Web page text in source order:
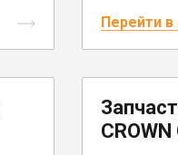
Перейти